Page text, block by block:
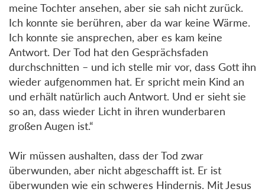
meine Tochter ansehen, aber sie sah nicht zurück.
Ich konnte sie berühren, aber da war keine Wärme.
Ich konnte sie ansprechen, aber es kam keine
Antwort. Der Tod hat den Gesprächsfaden
durchschnitten – und ich stelle mir vor, dass Gott ihn
wieder aufgenommen hat. Er spricht mein Kind an
und erhält natürlich auch Antwort. Und er sieht sie
so an, dass wieder Licht in ihren wunderbaren
großen Augen ist.“
Wir müssen aushalten, dass der Tod zwar
überwunden, aber nicht abgeschafft ist. Er ist
überwunden wie ein schweres Hindernis. Mit Jesus